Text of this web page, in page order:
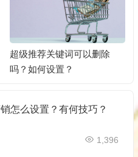
超级推荐关键词可以删除
吗？如何设置？
怎么设置？有何技巧？
1,396